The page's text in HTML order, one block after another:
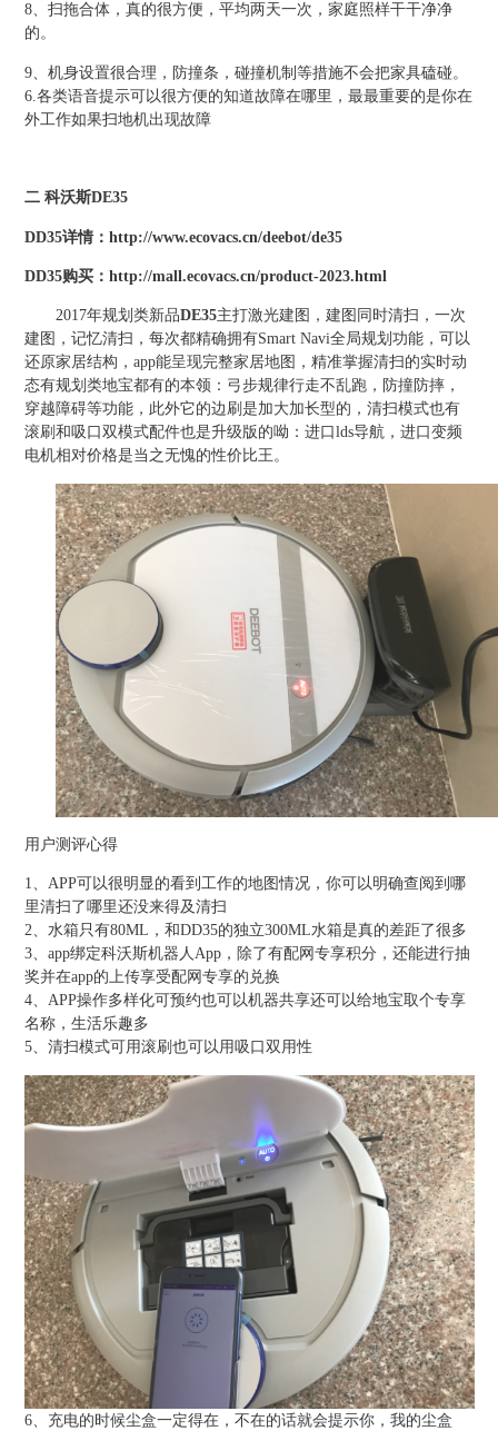
8、扫拖合体，真的很方便，平均两天一次，家庭照样干干净净
的。
9、机身设置很合理，防撞条，碰撞机制等措施不会把家具磕碰。
6.各类语音提示可以很方便的知道故障在哪里，最最重要的是你在
外工作如果扫地机出现故障
二 科沃斯DE35
DD35详情： http://www.ecovacs.cn/deebot/de35
DD35购买： http://mall.ecovacs.cn/product-2023.html
2017年规划类新品DE35主打激光建图，建图同时清扫，一次
建图，记忆清扫，每次都精确拥有Smart Navi全局规划功能，可以
还原家居结构，app能呈现完整家居地图，精准掌握清扫的实时动
态有规划类地宝都有的本领：弓步规律行走不乱跑，防撞防摔，
穿越障碍等功能，此外它的边刷是加大加长型的，清扫模式也有
滚刷和吸口双模式配件也是升级版的呦：进口lds导航，进口变频
电机相对价格是当之无愧的性价比王。
用户测评心得
1、APP可以很明显的看到工作的地图情况，你可以明确查阅到哪
里清扫了哪里还没来得及清扫
2、水箱只有80ML，和DD35的独立300ML水箱是真的差距了很多
3、app绑定科沃斯机器人App，除了有配网专享积分，还能进行抽
奖并在app的上传享受配网专享的兑换
4、APP操作多样化可预约也可以机器共享还可以给地宝取个专享
名称，生活乐趣多
5、清扫模式可用滚刷也可以用吸口双用性
6、充电的时候尘盒一定得在，不在的话就会提示你，我的尘盒